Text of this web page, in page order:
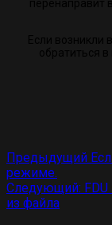
Навигация
по
записям
Предыдущий
режиме.
Следующий:
из файла